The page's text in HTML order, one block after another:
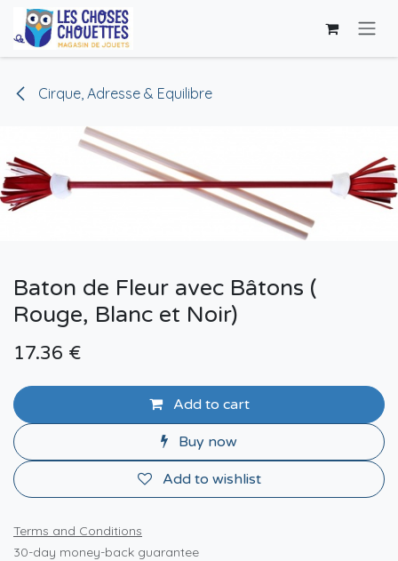
Skip to Content
Cirque, Adresse & Equilibre
Baton de Fleur avec Bâtons (
Rouge, Blanc et Noir)
17.36 €
Add to cart
Buy now
Add to wishlist
Terms and Conditions
30-day money-back guarantee